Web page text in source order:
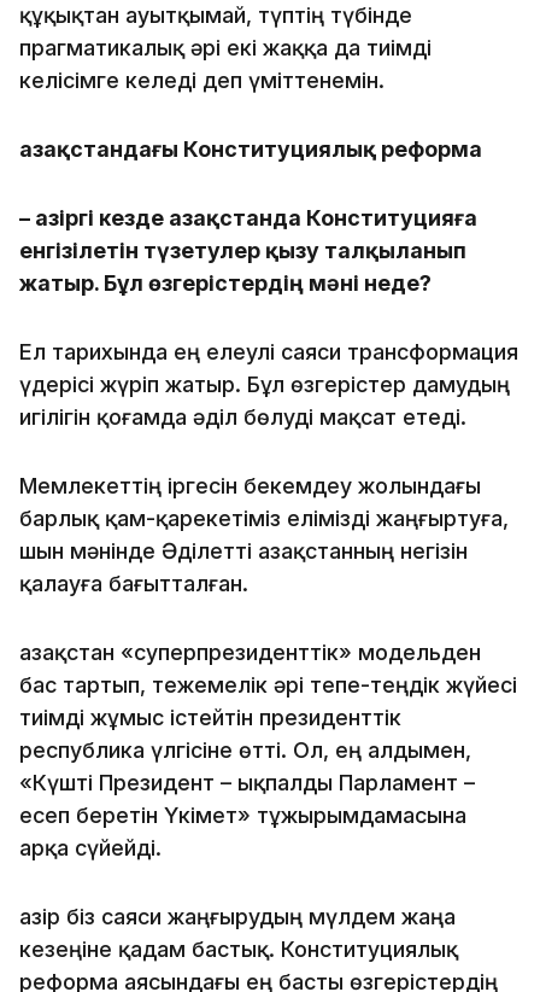
құқықтан ауытқымай, түптің түбінде
прагматикалық әрі екі жаққа да тиімді
келісімге келеді деп үміттенемін.
Қазақстандағы Конституциялық реформа
– Қазіргі кезде Қазақстанда Конституцияға
енгізілетін түзетулер қызу талқыланып
жатыр. Бұл өзгерістердің мәні неде?
Ел тарихында ең елеулі саяси трансформация
үдерісі жүріп жатыр. Бұл өзгерістер дамудың
игілігін қоғамда әділ бөлуді мақсат етеді.
Мемлекеттің іргесін бекемдеу жолындағы
барлық қам-қарекетіміз елімізді жаңғыртуға,
шын мәнінде Әділетті Қазақстанның негізін
қалауға бағытталған.
Қазақстан «суперпрезиденттік» модельден
бас тартып, тежемелік әрі тепе-теңдік жүйесі
тиімді жұмыс істейтін президенттік
республика үлгісіне өтті. Ол, ең алдымен,
«Күшті Президент – ықпалды Парламент –
есеп беретін Үкімет» тұжырымдамасына
арқа сүйейді.
Қазір біз саяси жаңғырудың мүлдем жаңа
кезеңіне қадам бастық. Конституциялық
реформа аясындағы ең басты өзгерістердің